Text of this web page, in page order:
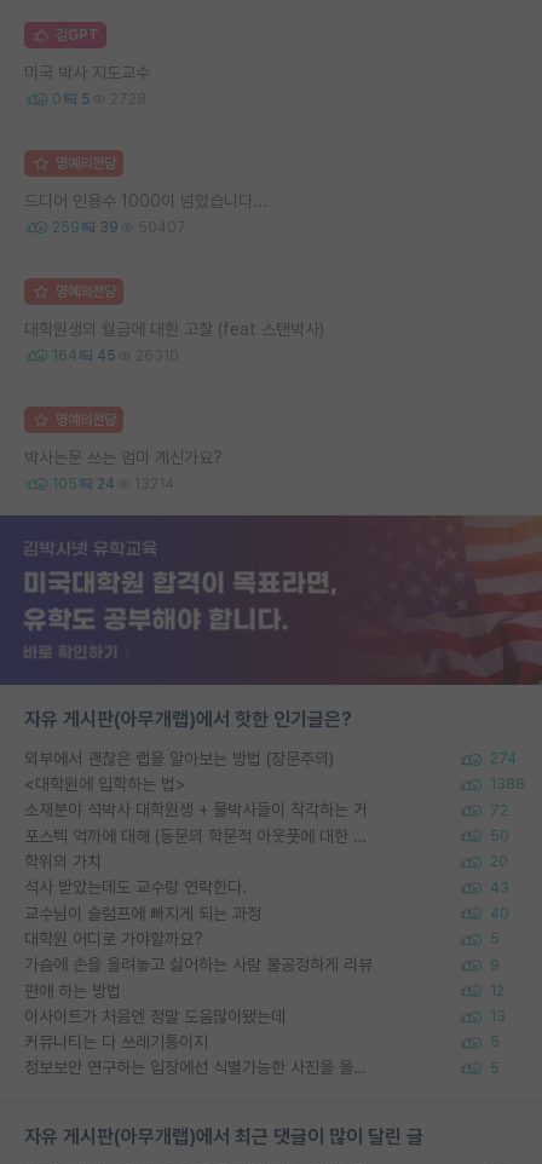
김GPT
미국 박사 지도교수
0 5 2728
명예의전당
드디어 인용수 1000이 넘었습니다...
259 39 50407
명예의전당
대학원생의 월급에 대한 고찰 (feat 스탠박사)
164 45 26310
명예의전당
박사논문 쓰는 엄마 계신가요?
105 24 13214
자유 게시판(아무개랩)에서 핫한 인기글은?
외부에서 괜찮은 랩을 알아보는 방법 (장문주의) 274
<대학원에 입학하는 법> 1388
소재분야 석박사 대학원생 + 물박사들이 착각하는 거 72
포스텍 억까에 대해 (동문의 학문적 아웃풋에 대한 반박) 50
학위의 가치 20
석사 받았는데도 교수랑 연락한다. 43
교수님이 슬럼프에 빠지게 되는 과정 40
대학원 어디로 가야할까요? 5
가슴에 손을 올려놓고 싫어하는 사람 불공정하게 리뷰 9
편애 하는 방법 12
이사이트가 처음엔 정말 도움많이됐는데 13
커뮤니티는 다 쓰레기통이지 5
정보보안 연구하는 입장에선 식별가능한 사진을 올리는건 비추이긴함 5
자유 게시판(아무개랩)에서 최근 댓글이 많이 달린 글